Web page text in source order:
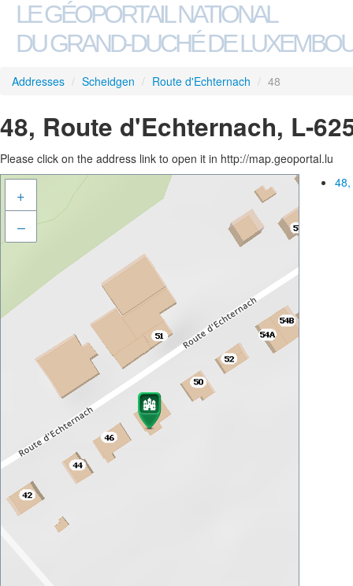
LE GÉOPORTAIL NATIONAL
DU GRAND-DUCHÉ DE
Addresses / Scheidgen / Route d'Echternach / 48
48, Route d'Echternach, L-
Please click on the address link to open it in http://map.geoportal.lu
+
–